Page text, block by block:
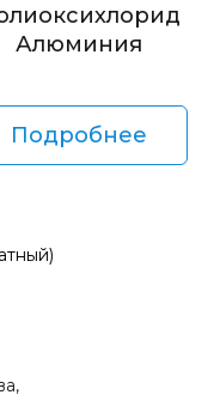
Алюминия
Подробнее